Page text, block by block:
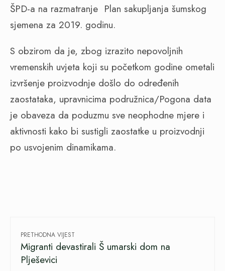
ŠPD-a na razmatranje Plan sakupljanja šumskog
sjemena za 2019. godinu.
S obzirom da je, zbog izrazito nepovoljnih
vremenskih uvjeta koji su početkom godine ometali
izvršenje proizvodnje došlo do određenih
zaostataka, upravnicima podružnica/Pogona data
je obaveza da poduzmu sve neophodne mjere i
aktivnosti kako bi sustigli zaostatke u proizvodnji
po usvojenim dinamikama.
PRETHODNA VIJEST
Migranti devastirali Š umarski dom na
Plješevici